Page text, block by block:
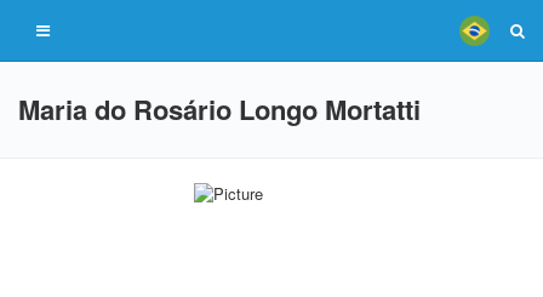
Maria do Rosário Longo Mortatti